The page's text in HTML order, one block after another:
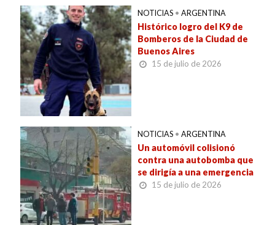
NOTICIAS • ARGENTINA
Histórico logro del K9 de
Bomberos de la Ciudad de
Buenos Aires
15 de julio de 2026
NOTICIAS • ARGENTINA
Un automóvil colisionó
contra una autobomba que
se dirigía a una emergencia
15 de julio de 2026